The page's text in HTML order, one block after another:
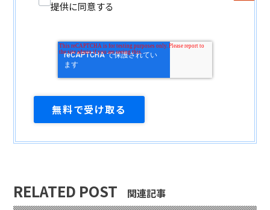
提供に同意する
RELATED POST 関連記事